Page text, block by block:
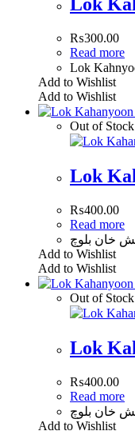
₨300.00
Read more
Add to Wishlist
Add to Wishlist
Out of Stock
₨400.00
Read more
Add to Wishlist
Add to Wishlist
Out of Stock
₨400.00
Read more
Add to Wishlist